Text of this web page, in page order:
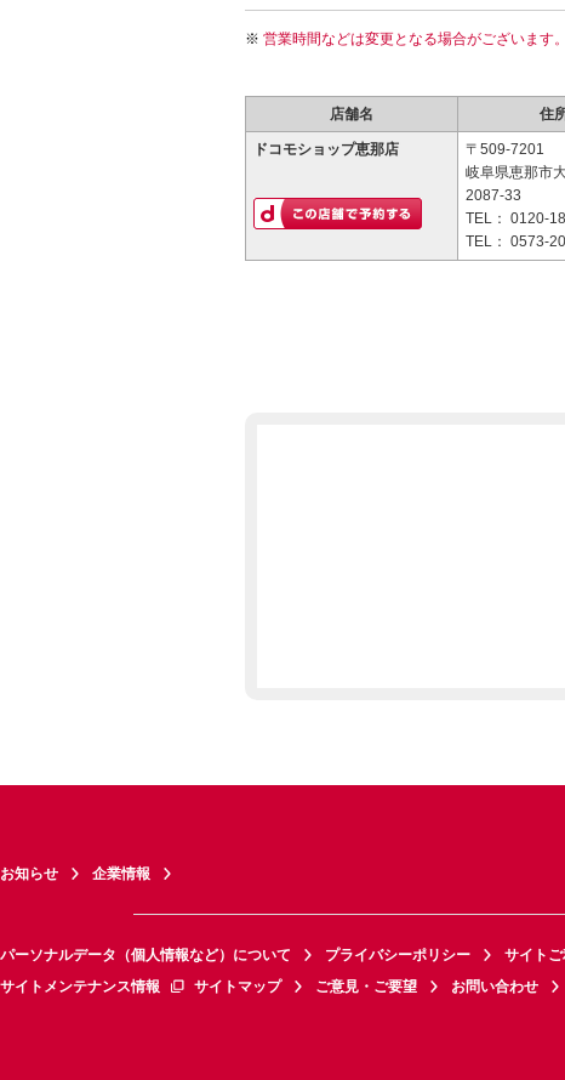
営業時間などは変更となる場合がございます
店舗名 住
ドコモショップ恵那店
〒509-7201
岐阜県恵那市
2087-33
TEL： 0120-
TEL： 0573-
お知らせ 企業情報
パーソナルデータ（個人情報など）について プライバシーポリシー サイト
サイトメンテナンス情報
サイトマップ ご意見・ご要望 お問い合わせ